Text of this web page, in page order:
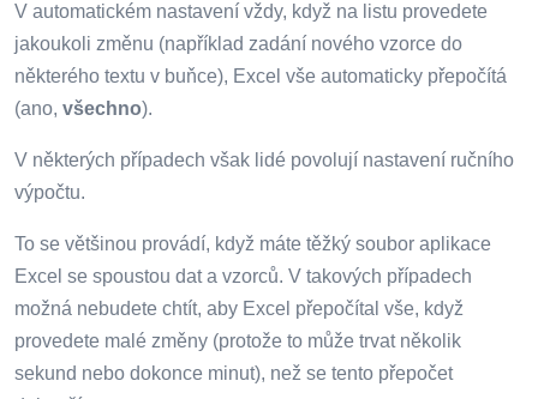
V automatickém nastavení vždy, když na listu provedete
jakoukoli změnu (například zadání nového vzorce do
některého textu v buňce), Excel vše automaticky přepočítá
(ano, všechno).
V některých případech však lidé povolují nastavení ručního
výpočtu.
To se většinou provádí, když máte těžký soubor aplikace
Excel se spoustou dat a vzorců. V takových případech
možná nebudete chtít, aby Excel přepočítal vše, když
provedete malé změny (protože to může trvat několik
sekund nebo dokonce minut), než se tento přepočet